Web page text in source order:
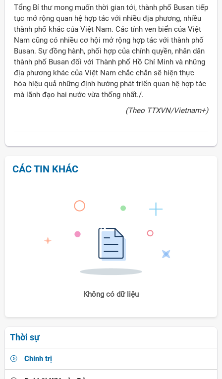
Tổng Bí thư mong muốn thời gian tới, thành phố Busan tiếp
tục mở rộng quan hệ hợp tác với nhiều địa phương, nhiều
thành phố khác của Việt Nam. Các tỉnh ven biển của Việt
Nam cũng có nhiều cơ hội mở rộng hợp tác với thành phố
Busan. Sự đồng hành, phối hợp của chính quyền, nhân dân
thành phố Busan đối với Thành phố Hồ Chí Minh và những
địa phương khác của Việt Nam chắc chắn sẽ hiện thực
hóa hiệu quả những định hướng phát triển quan hệ hợp tác
mà lãnh đạo hai nước vừa thống nhất./.
(Theo TTXVN/Vietnam+)
CÁC TIN KHÁC
Không có dữ liệu
Thời sự
Chính trị